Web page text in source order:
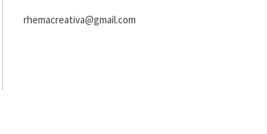
rhemacreativa@gmail.com